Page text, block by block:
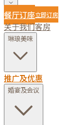
餐厅订座立即订房
关于我们客房
琳琅美味
推广及优惠
婚宴及会议